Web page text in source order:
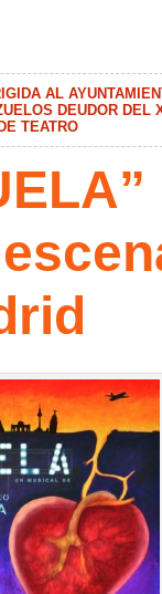
AL
DEUDOR DEL
TEATRO